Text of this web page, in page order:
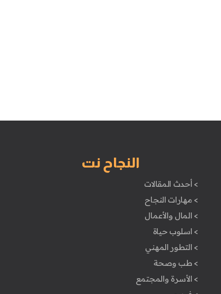
النجاح نت
> أحدث المقالات
> مهارات النجاح
> المال والأعمال
> اسلوب حياة
> التطور المهني
> طب وصحة
> الأسرة والمجتمع